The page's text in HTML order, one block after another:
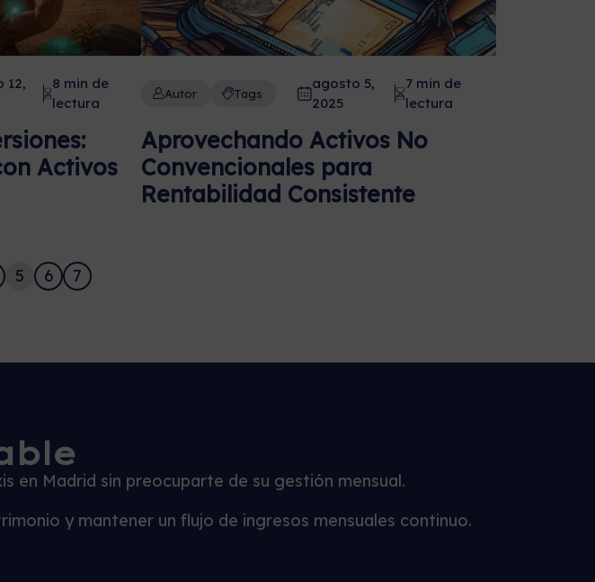
12,
8 min de
lectura
Activos
Autor Tags
agosto 5,
2025
7 min de
lectura
Aprovechando Activos No
Convencionales para
Rentabilidad Consistente
5 6 7
en Madrid sin preocuparte de su gestión mensual.
y mantener un flujo de ingresos mensuales continuo.